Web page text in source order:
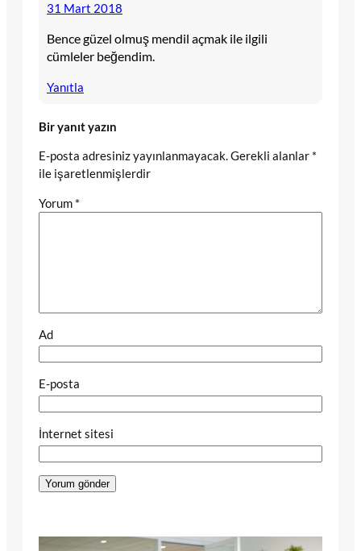
31 Mart 2018
Bence güzel olmuş mendil açmak ile ilgili
cümleler beğendim.
Yanıtla
Bir yanıt yazın
E-posta adresiniz yayınlanmayacak.Gerekli alanlar *
ile işaretlenmişlerdir
Yorum *
Ad
E-posta
İnternet sitesi